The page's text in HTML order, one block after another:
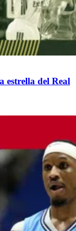
estrella del Real